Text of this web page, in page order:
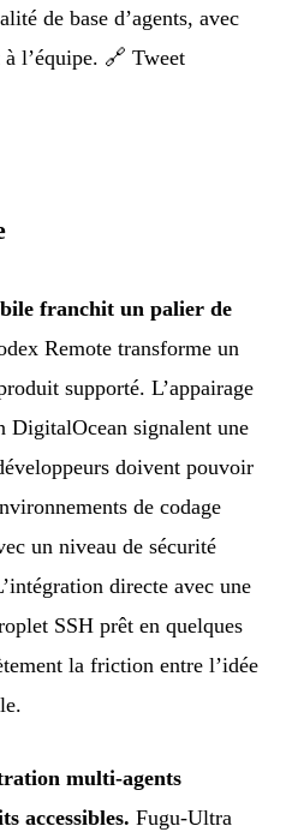
de base d’agents, avec
l’équipe. 🔗 Tweet
franchit un palier de
Remote transforme un
supporté. L’appairage
DigitalOcean signalent une
doivent pouvoir
de codage
un niveau de sécurité
directe avec une
SSH prêt en quelques
la friction entre l’idée
multi-agents
accessibles. Fugu-Ultra